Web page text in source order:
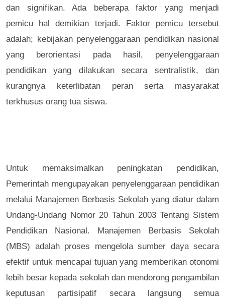
dan signifikan. Ada beberapa faktor yang menjadi
pemicu hal demikian terjadi. Faktor pemicu tersebut
adalah; kebijakan penyelenggaraan pendidikan nasional
yang berorientasi pada hasil, penyelenggaraan
pendidikan yang dilakukan secara sentralistik, dan
kurangnya keterlibatan peran serta masyarakat
terkhusus orang tua siswa.
Untuk memaksimalkan peningkatan pendidikan,
Pemerintah mengupayakan penyelenggaraan pendidikan
melalui Manajemen Berbasis Sekolah yang diatur dalam
Undang-Undang Nomor 20 Tahun 2003 Tentang Sistem
Pendidikan Nasional. Manajemen Berbasis Sekolah
(MBS) adalah proses mengelola sumber daya secara
efektif untuk mencapai tujuan yang memberikan otonomi
lebih besar kepada sekolah dan mendorong pengambilan
keputusan partisipatif secara langsung semua